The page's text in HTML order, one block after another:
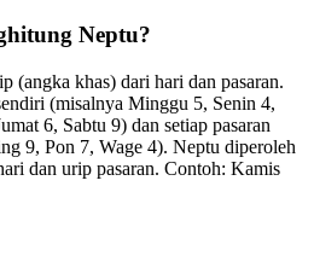
Neptu?
(angka khas) dari hari dan pasaran.
(misalnya Minggu 5, Senin 4,
6, Sabtu 9) dan setiap pasaran
9, Pon 7, Wage 4). Neptu diperoleh
dan urip pasaran. Contoh: Kamis